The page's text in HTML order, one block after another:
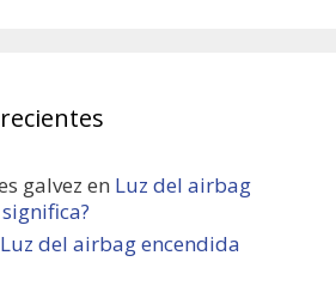
galvez en Luz del airbag
Luz del airbag encendida